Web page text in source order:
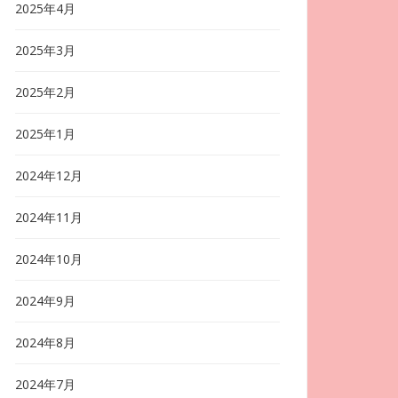
2025年4月
2025年3月
2025年2月
2025年1月
2024年12月
2024年11月
2024年10月
2024年9月
2024年8月
2024年7月